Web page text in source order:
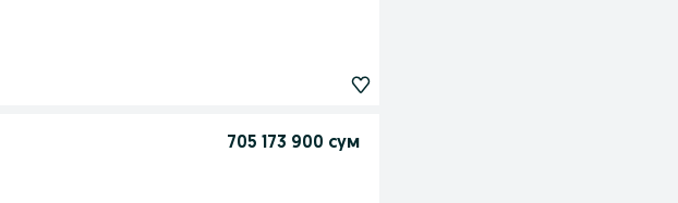
705 173 900 сум